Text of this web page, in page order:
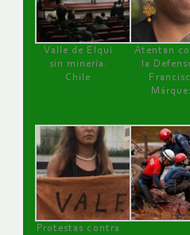
Valle de Elqui
sin minería.
Chile
Atentan
la
Protestas contra